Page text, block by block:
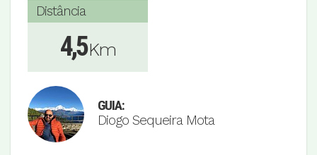
Distância
4,5Km
GUIA:
Diogo Sequeira Mota